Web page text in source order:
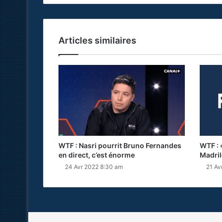
Articles similaires
WTF : Nasri pourrit Bruno Fernandes
en direct, c’est énorme
24 Avr 2022 8:30 am
WTF :
21